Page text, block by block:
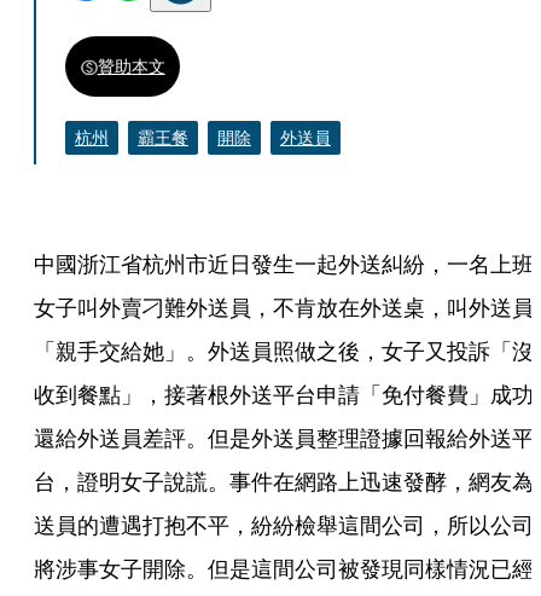
贊助本文
杭州 霸王餐 開除 外送員
中國浙江省杭州市近日發生一起外送糾紛，一名上班
女子叫外賣刁難外送員，不肯放在外送桌，叫外送員
「親手交給她」。外送員照做之後，女子又投訴「沒
收到餐點」，接著根外送平台申請「免付餐費」成功
還給外送員差評。但是外送員整理證據回報給外送平
台，證明女子說謊。事件在網路上迅速發酵，網友為
送員的遭遇打抱不平，紛紛檢舉這間公司，所以公司
將涉事女子開除。但是這間公司被發現同樣情況已經